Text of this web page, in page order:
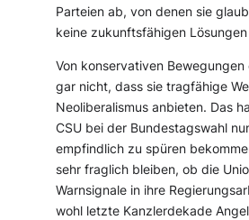
Parteien ab, von denen sie
keine zukunftsfähigen
Von konservativen
gar nicht, dass sie tragfähige
Neoliberalismus anbieten. Das
CSU bei der Bundestagswahl
empfindlich zu spüren
sehr fraglich bleiben, ob die
Warnsignale in ihre
wohl letzte Kanzlerdekade